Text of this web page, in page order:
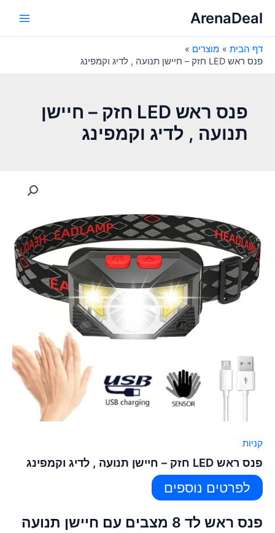
לתוכןArenaDeal
דף הבית
מוצרים
פנס ראש LED חזק – חיישן תנועה , לדיג וקמפינג
פנס ראש LED חזק – חיישן
תנועה , לדיג וקמפינג
קניות
פנס ראש LED חזק – חיישן תנועה , לדיג וקמפינג
לפרטים נוספים
פנס ראש לד 8 מצבים עם חיישן תנועה